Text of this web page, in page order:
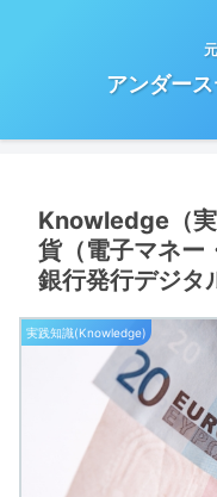
アンダー
Knowledge（
貨（電子マネー
銀行発行デジタ
実践知識(Knowledge)